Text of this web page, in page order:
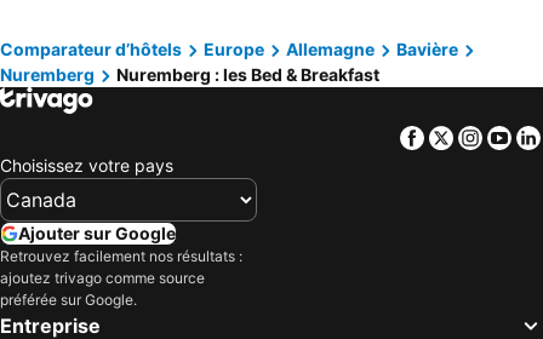
Mühlhausen, Bed and Breakfasts (B and B)
Egloffstein, Bed and Breakfasts (B and B)
Schwanstetten, Bed and Breakfasts (B and B)
Comparateur d’hôtels Europe Allemagne
Bavière
Nuremberg
Nuremberg : les Bed & Breakfast
Facebook
Twitter
Choisissez votre pays
Ajouter sur Google
Retrouvez facilement nos résultats :
ajoutez trivago comme source
préférée sur Google.
Entreprise